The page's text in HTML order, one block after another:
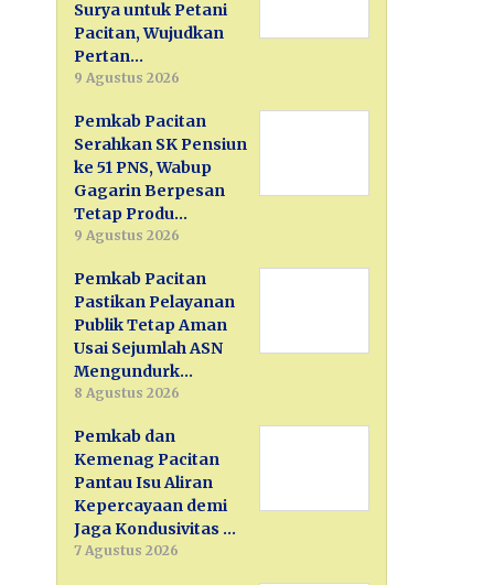
Surya untuk Petani
Pacitan, Wujudkan
Pertan…
9 Agustus 2026
Pemkab Pacitan
Serahkan SK Pensiun
ke 51 PNS, Wabup
Gagarin Berpesan
Tetap Produ…
9 Agustus 2026
Pemkab Pacitan
Pastikan Pelayanan
Publik Tetap Aman
Usai Sejumlah ASN
Mengundurk…
8 Agustus 2026
Pemkab dan
Kemenag Pacitan
Pantau Isu Aliran
Kepercayaan demi
Jaga Kondusivitas …
7 Agustus 2026